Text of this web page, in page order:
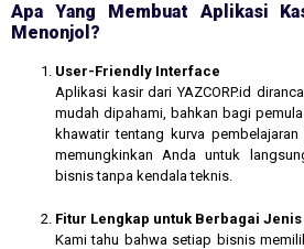
Apa Yang Membuat Aplikasi
Menonjol?
User-Friendly Interface
Aplikasi kasir dari YAZCORP.id
mudah dipahami, bahkan bagi
khawatir tentang kurva
memungkinkan Anda untuk
bisnis tanpa kendala teknis.
Fitur Lengkap untuk Berbagai
Kami tahu bahwa setiap bisnis